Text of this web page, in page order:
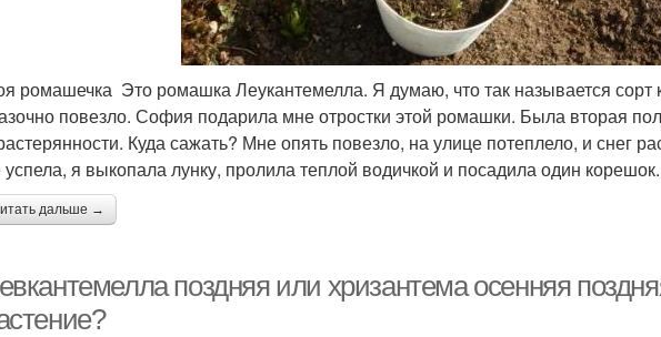
ромашечка Это ромашка Леукантемелла. Я думаю, что так называется
повезло. София подарила мне отростки этой ромашки. Была вторая
Куда сажать? Мне опять повезло, на улице потеплело, и снег
успела, я выкопала лунку, пролила теплой водичкой и посадила один корешок.
дальше →
поздняя или хризантема осенняя